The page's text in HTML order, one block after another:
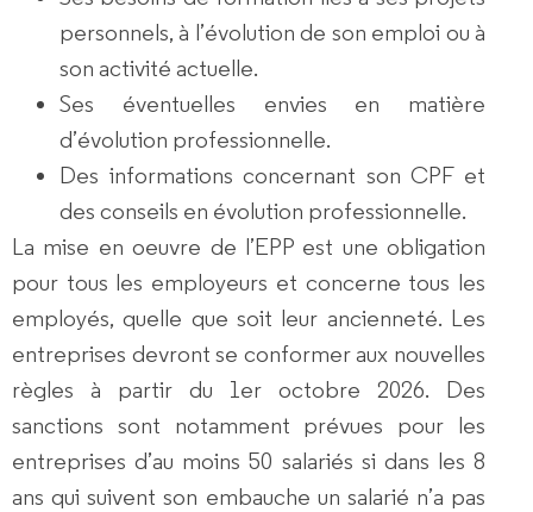
personnels, à l’évolution de son emploi ou à
son activité actuelle.
Ses éventuelles envies en matière
d’évolution professionnelle.
Des informations concernant son CPF et
des conseils en évolution professionnelle.
La mise en oeuvre de l’EPP est une obligation
pour tous les employeurs et concerne tous les
employés, quelle que soit leur ancienneté. Les
entreprises devront se conformer aux nouvelles
règles à partir du 1er octobre 2026. Des
sanctions sont notamment prévues pour les
entreprises d’au moins 50 salariés si dans les 8
ans qui suivent son embauche un salarié n’a pas